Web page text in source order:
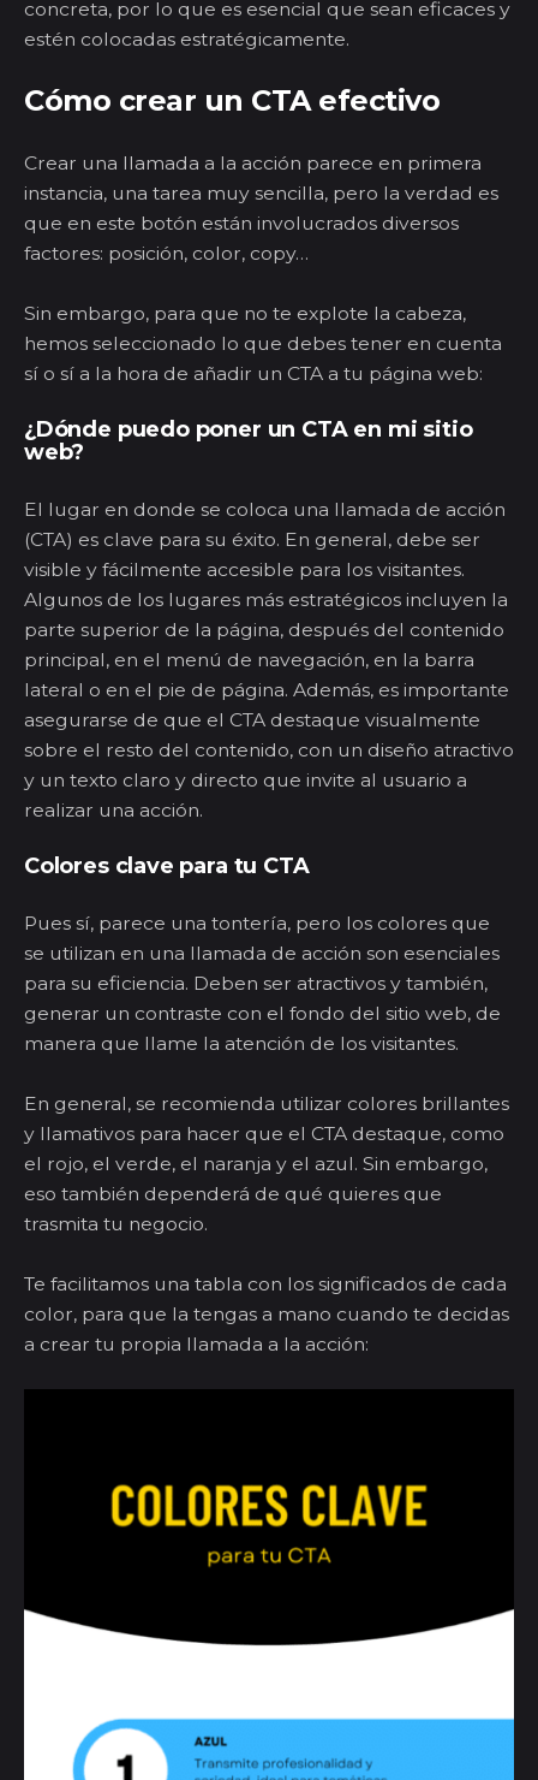
concreta, por lo que es esencial que sean eficaces y
estén colocadas estratégicamente.
Cómo crear un CTA efectivo
Crear una llamada a la acción parece en primera
instancia, una tarea muy sencilla, pero la verdad es
que en este botón están involucrados diversos
factores: posición, color, copy…
Sin embargo, para que no te explote la cabeza,
hemos seleccionado lo que debes tener en cuenta
sí o sí a la hora de añadir un CTA a tu página web:
¿Dónde puedo poner un CTA en mi sitio
web?
El lugar en donde se coloca una llamada de acción
(CTA) es clave para su éxito. En general, debe ser
visible y fácilmente accesible para los visitantes.
Algunos de los lugares más estratégicos incluyen la
parte superior de la página, después del contenido
principal, en el menú de navegación, en la barra
lateral o en el pie de página. Además, es importante
asegurarse de que el CTA destaque visualmente
sobre el resto del contenido, con un diseño atractivo
y un texto claro y directo que invite al usuario a
realizar una acción.
Colores clave para tu CTA
Pues sí, parece una tontería, pero los colores que
se utilizan en una llamada de acción son esenciales
para su eficiencia. Deben ser atractivos y también,
generar un contraste con el fondo del sitio web, de
manera que llame la atención de los visitantes.
En general, se recomienda utilizar colores brillantes
y llamativos para hacer que el CTA destaque, como
el rojo, el verde, el naranja y el azul. Sin embargo,
eso también dependerá de qué quieres que
trasmita tu negocio.
Te facilitamos una tabla con los significados de cada
color, para que la tengas a mano cuando te decidas
a crear tu propia llamada a la acción: